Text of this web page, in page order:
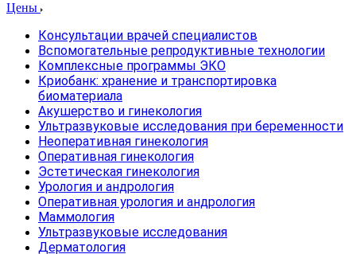
Цены
Консультации врачей специалистов
Вспомогательные репродуктивные технологии
Комплексные программы ЭКО
Криобанк: хранение и транспортировка
биоматериала
Акушерство и гинекология
Ультразвуковые исследования при беременности
Неоперативная гинекология
Оперативная гинекология
Эстетическая гинекология
Урология и андрология
Оперативная урология и андрология
Маммология
Ультразвуковые исследования
Дерматология